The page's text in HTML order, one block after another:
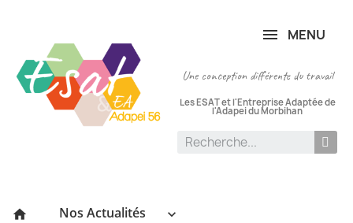
MENU
Une conception différente du travail
Les ESAT et l'Entreprise Adaptée de
l'Adapei du Morbihan
home Nos Actualités keyboard_arrow_down